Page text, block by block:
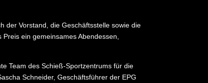
der Vorstand, die Geschäftsstelle sowie die
ein gemeinsames Abendessen,
Team des Schieß-Sportzentrums für die
Schneider, Geschäftsführer der EPG